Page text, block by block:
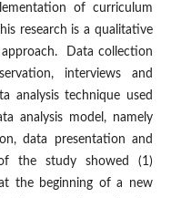
of curriculum
research is a qualitative
Data collection
interviews and
analysis technique used
analysis model, namely
data presentation and
the study showed (1)
the beginning of a new